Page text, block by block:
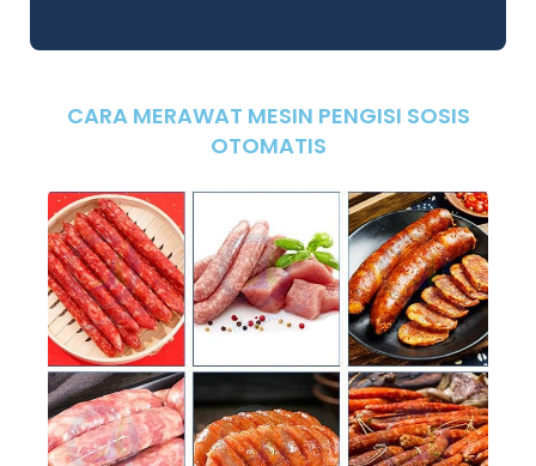
CARA MERAWAT MESIN PENGISI SOSIS
OTOMATIS